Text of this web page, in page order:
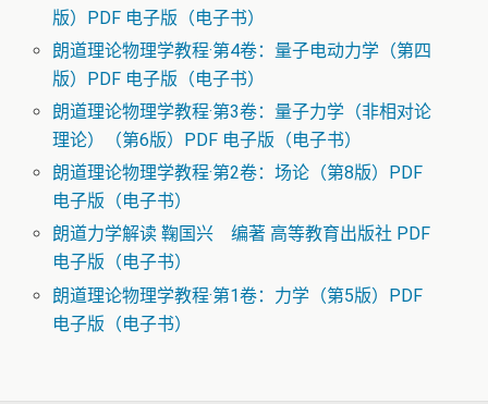
版）PDF 电子版（电子书）
朗道理论物理学教程·第4卷：量子电动力学（第四
版）PDF 电子版（电子书）
朗道理论物理学教程·第3卷：量子力学（非相对论
理论）（第6版）PDF 电子版（电子书）
朗道理论物理学教程·第2卷：场论（第8版）PDF
电子版（电子书）
朗道力学解读 鞠国兴 编著 高等教育出版社 PDF
电子版（电子书）
朗道理论物理学教程·第1卷：力学（第5版）PDF
电子版（电子书）